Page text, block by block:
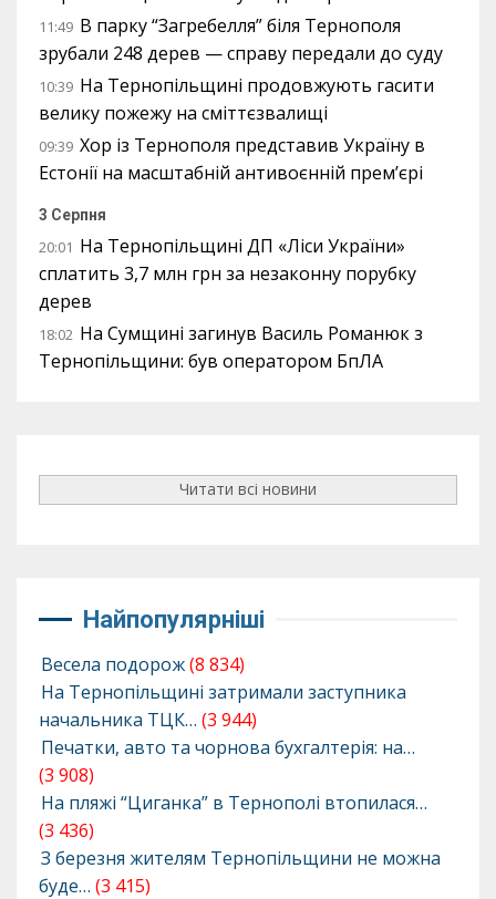
11:49 В парку “Загребелля” біля Тернополя
зрубали 248 дерев — справу передали до суду
10:39 На Тернопільщині продовжують гасити
велику пожежу на сміттєзвалищі
09:39 Хор із Тернополя представив Україну в
Естонії на масштабній антивоєнній прем’єрі
3 Серпня
20:01 На Тернопільщині ДП «Ліси України»
сплатить 3,7 млн грн за незаконну порубку
дерев
18:02 На Сумщині загинув Василь Романюк з
Тернопільщини: був оператором БпЛА
Читати всі новини
Найпопулярніші
Весела подорож(8 834)
На Тернопільщині затримали заступника
начальника ТЦК… (3 944)
Печатки, авто та чорнова бухгалтерія: на…
(3 908)
На пляжі “Циганка” в Тернополі втопилася…
(3 436)
З березня жителям Тернопільщини не можна
буде… (3 415)